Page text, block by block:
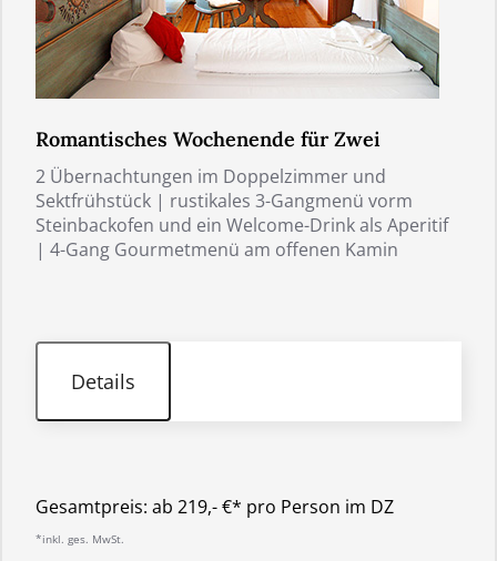
Romantisches Wochenende für Zwei
2 Übernachtungen im Doppelzimmer und
Sektfrühstück | rustikales 3-Gangmenü vorm
Steinbackofen und ein Welcome-Drink als Aperitif
| 4-Gang Gourmetmenü am offenen Kamin
Details
Gesamtpreis: ab 219,- €* pro Person im DZ
*inkl. ges. MwSt.